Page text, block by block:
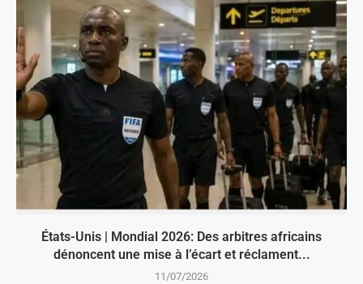
États-Unis | Mondial 2026: Des arbitres africains
dénoncent une mise à l’écart et réclament...
11/07/2026